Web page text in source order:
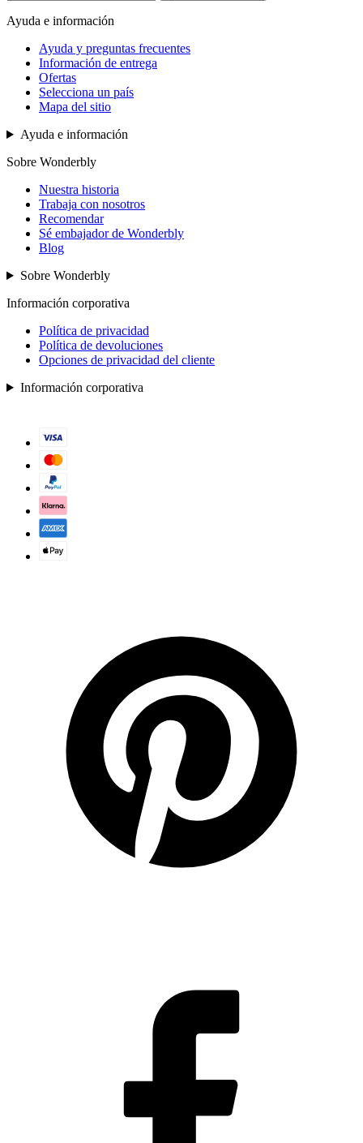
Ayuda e información
Ayuda y preguntas frecuentes
Información de entrega
Ofertas
Selecciona un país
Mapa del sitio
Ayuda e información
Sobre Wonderbly
Nuestra historia
Trabaja con nosotros
Recomendar
Sé embajador de Wonderbly
Blog
Sobre Wonderbly
Información corporativa
Política de privacidad
Política de devoluciones
Opciones de privacidad del cliente
Información corporativa